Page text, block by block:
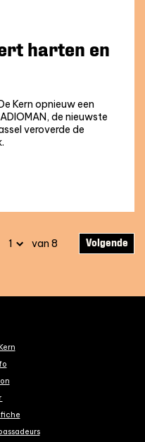
harten en
Kern opnieuw een
de nieuwste
veroverde de
van 8 Volgende